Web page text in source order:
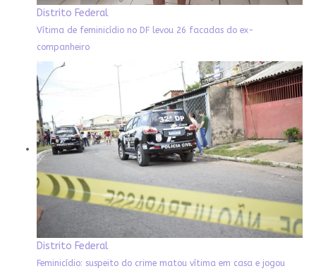
Distrito Federal
Vítima de feminicídio no DF levou 26 facadas do ex-
companheiro
Distrito Federal
Feminicídio: suspeito do crime matou vítima em casa e jogou